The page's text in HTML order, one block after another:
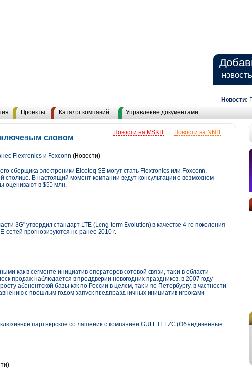
новость
Новости:
Проекты Каталог компаний Управление документами
Новости на NNIT
Новости на MSKIT
словом
Flextronics и Foxconn (Новости)
сборщика электроники Elcoteq SE могут стать Flextronics или Foxconn,
столице. В настоящий момент компании ведут консультации о возможном
оценивают в $50 млн.
3G" утвердил стандарт LTE (Long-term Evolution) в качестве 4-го поколения
сетей прогнозируются не ранее 2010 г.
как в сегменте инициатив операторов сотовой связи, так и в области
продаж наблюдается в преддверии новогодних праздников, в 2007 году
абонентской базы как по России в целом, так и по Петербургу, в частности.
с прошлым годом запуск предпраздничных инициатив игроками
партнерское соглашение с компанией GULF IT FZC (Объединенные